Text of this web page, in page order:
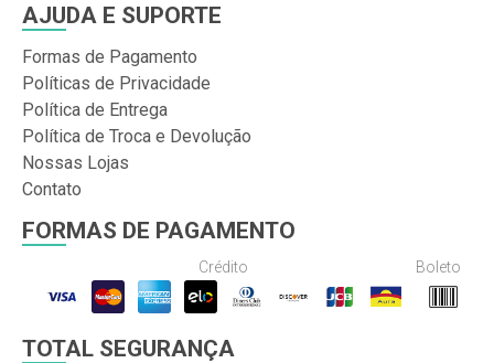
AJUDA E SUPORTE
Formas de Pagamento
Políticas de Privacidade
Política de Entrega
Política de Troca e Devolução
Nossas Lojas
Contato
FORMAS DE PAGAMENTO
Crédito Boleto
TOTAL SEGURANÇA